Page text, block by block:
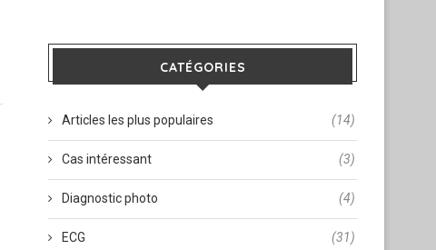
CATÉGORIES
Articles les plus populaires (14)
Cas intéressant (3)
Diagnostic photo (4)
ECG (31)